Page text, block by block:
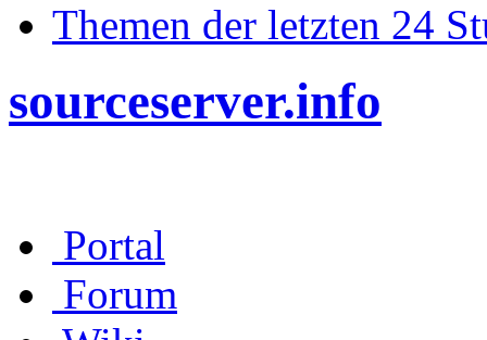
Themen der letzten 24
sourceserver.info
Portal
Forum